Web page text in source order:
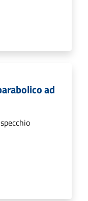
ad